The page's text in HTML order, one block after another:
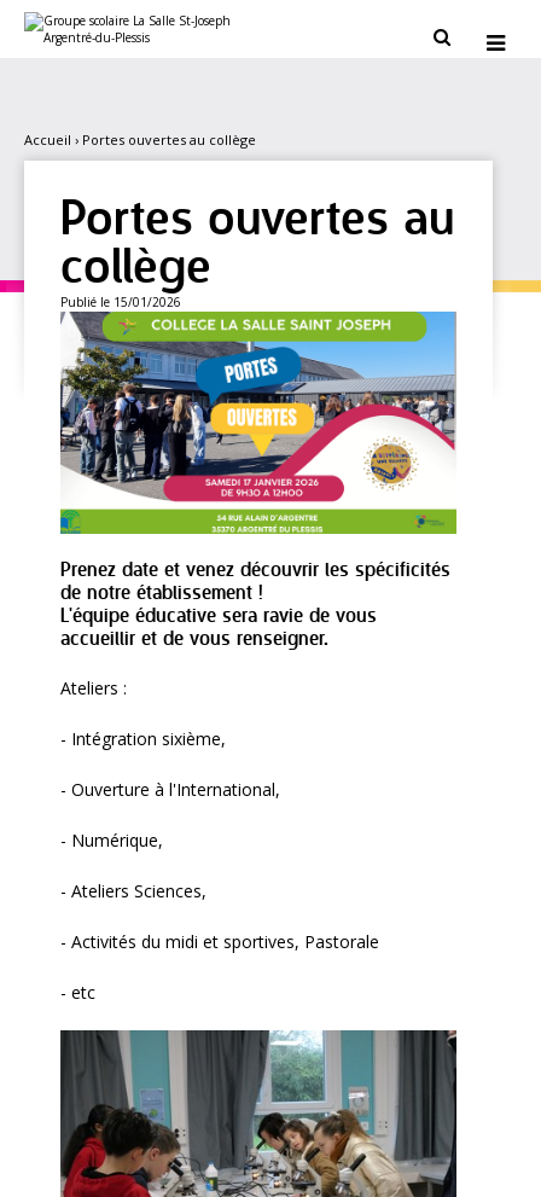
contenu.
personnels
 
Accueil › Portes ouvertes au collège
Portes ouvertes au
collège
Publié le 15/01/2026
Prenez date et venez découvrir les spécificités
de notre établissement !
L'équipe éducative sera ravie de vous
accueillir et de vous renseigner.
Ateliers :
- Intégration sixième,
- Ouverture à l'International,
- Numérique,
- Ateliers Sciences,
- Activités du midi et sportives, Pastorale
- etc